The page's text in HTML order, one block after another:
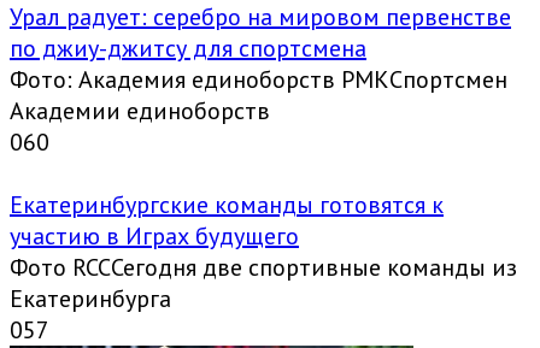
Урал радует: серебро на мировом первенстве
по джиу-джитсу для спортсмена
Фото: Академия единоборств РМКСпортсмен
Академии единоборств
060
Екатеринбургские команды готовятся к
участию в Играх будущего
Фото RCCСегодня две спортивные команды из
Екатеринбурга
057